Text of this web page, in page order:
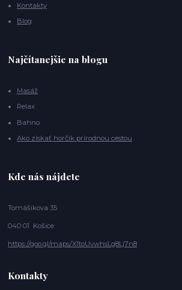
Kontakty
Blog
Najčítanejšie na blogu
Masáž
Relax
Bahno
Ako získať horčík prírodnou cestou
Kde nás nájdete
Tomášikova 35
040 01 Košice
https://goo.gl/maps/X1toUvwhsLg8Lj7n8
Kontakty